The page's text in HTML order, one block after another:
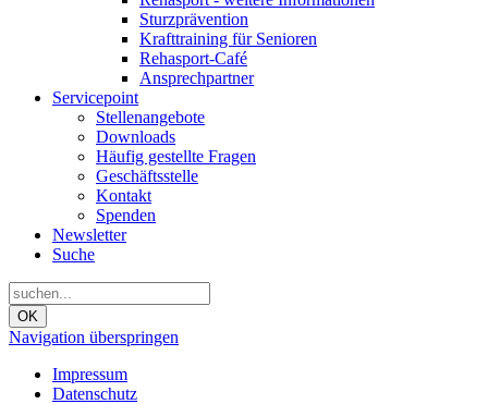
Sturzprävention
Krafttraining für Senioren
Rehasport-Café
Ansprechpartner
Servicepoint
Stellenangebote
Downloads
Häufig gestellte Fragen
Geschäftsstelle
Kontakt
Spenden
Newsletter
Suche
OK
Navigation überspringen
Impressum
Datenschutz